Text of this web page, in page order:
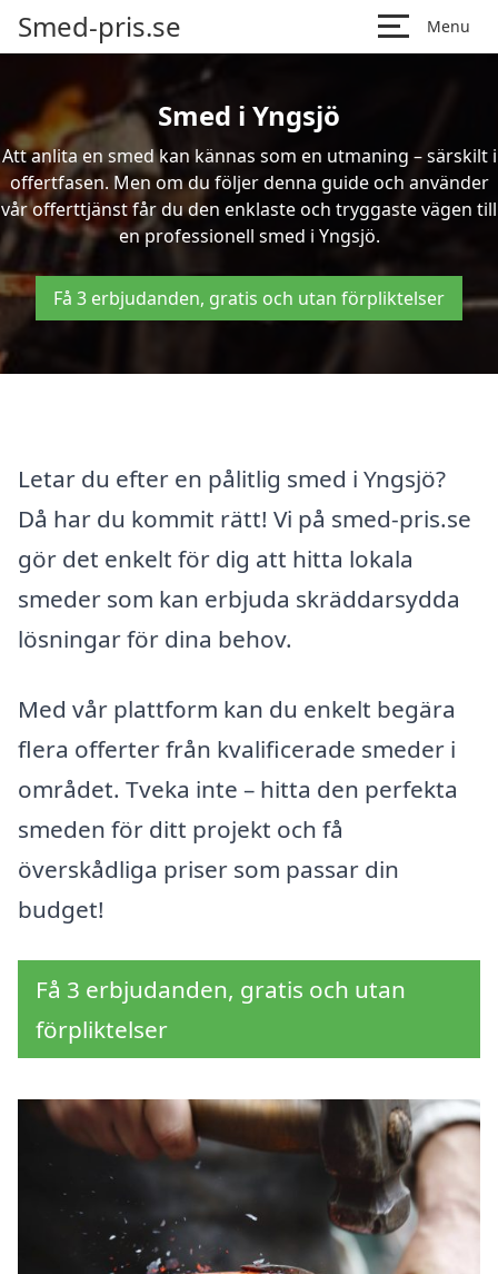
Smed-pris.se Menu
Smed i Yngsjö
Att anlita en smed kan kännas som en utmaning – särskilt i
offertfasen. Men om du följer denna guide och använder
vår offerttjänst får du den enklaste och tryggaste vägen till
en professionell smed i Yngsjö.
Få 3 erbjudanden, gratis och utan förpliktelser
Letar du efter en pålitlig smed i Yngsjö?
Då har du kommit rätt! Vi på smed-pris.se
gör det enkelt för dig att hitta lokala
smeder som kan erbjuda skräddarsydda
lösningar för dina behov.
Med vår plattform kan du enkelt begära
flera offerter från kvalificerade smeder i
området. Tveka inte – hitta den perfekta
smeden för ditt projekt och få
överskådliga priser som passar din
budget!
Få 3 erbjudanden, gratis och utan
förpliktelser